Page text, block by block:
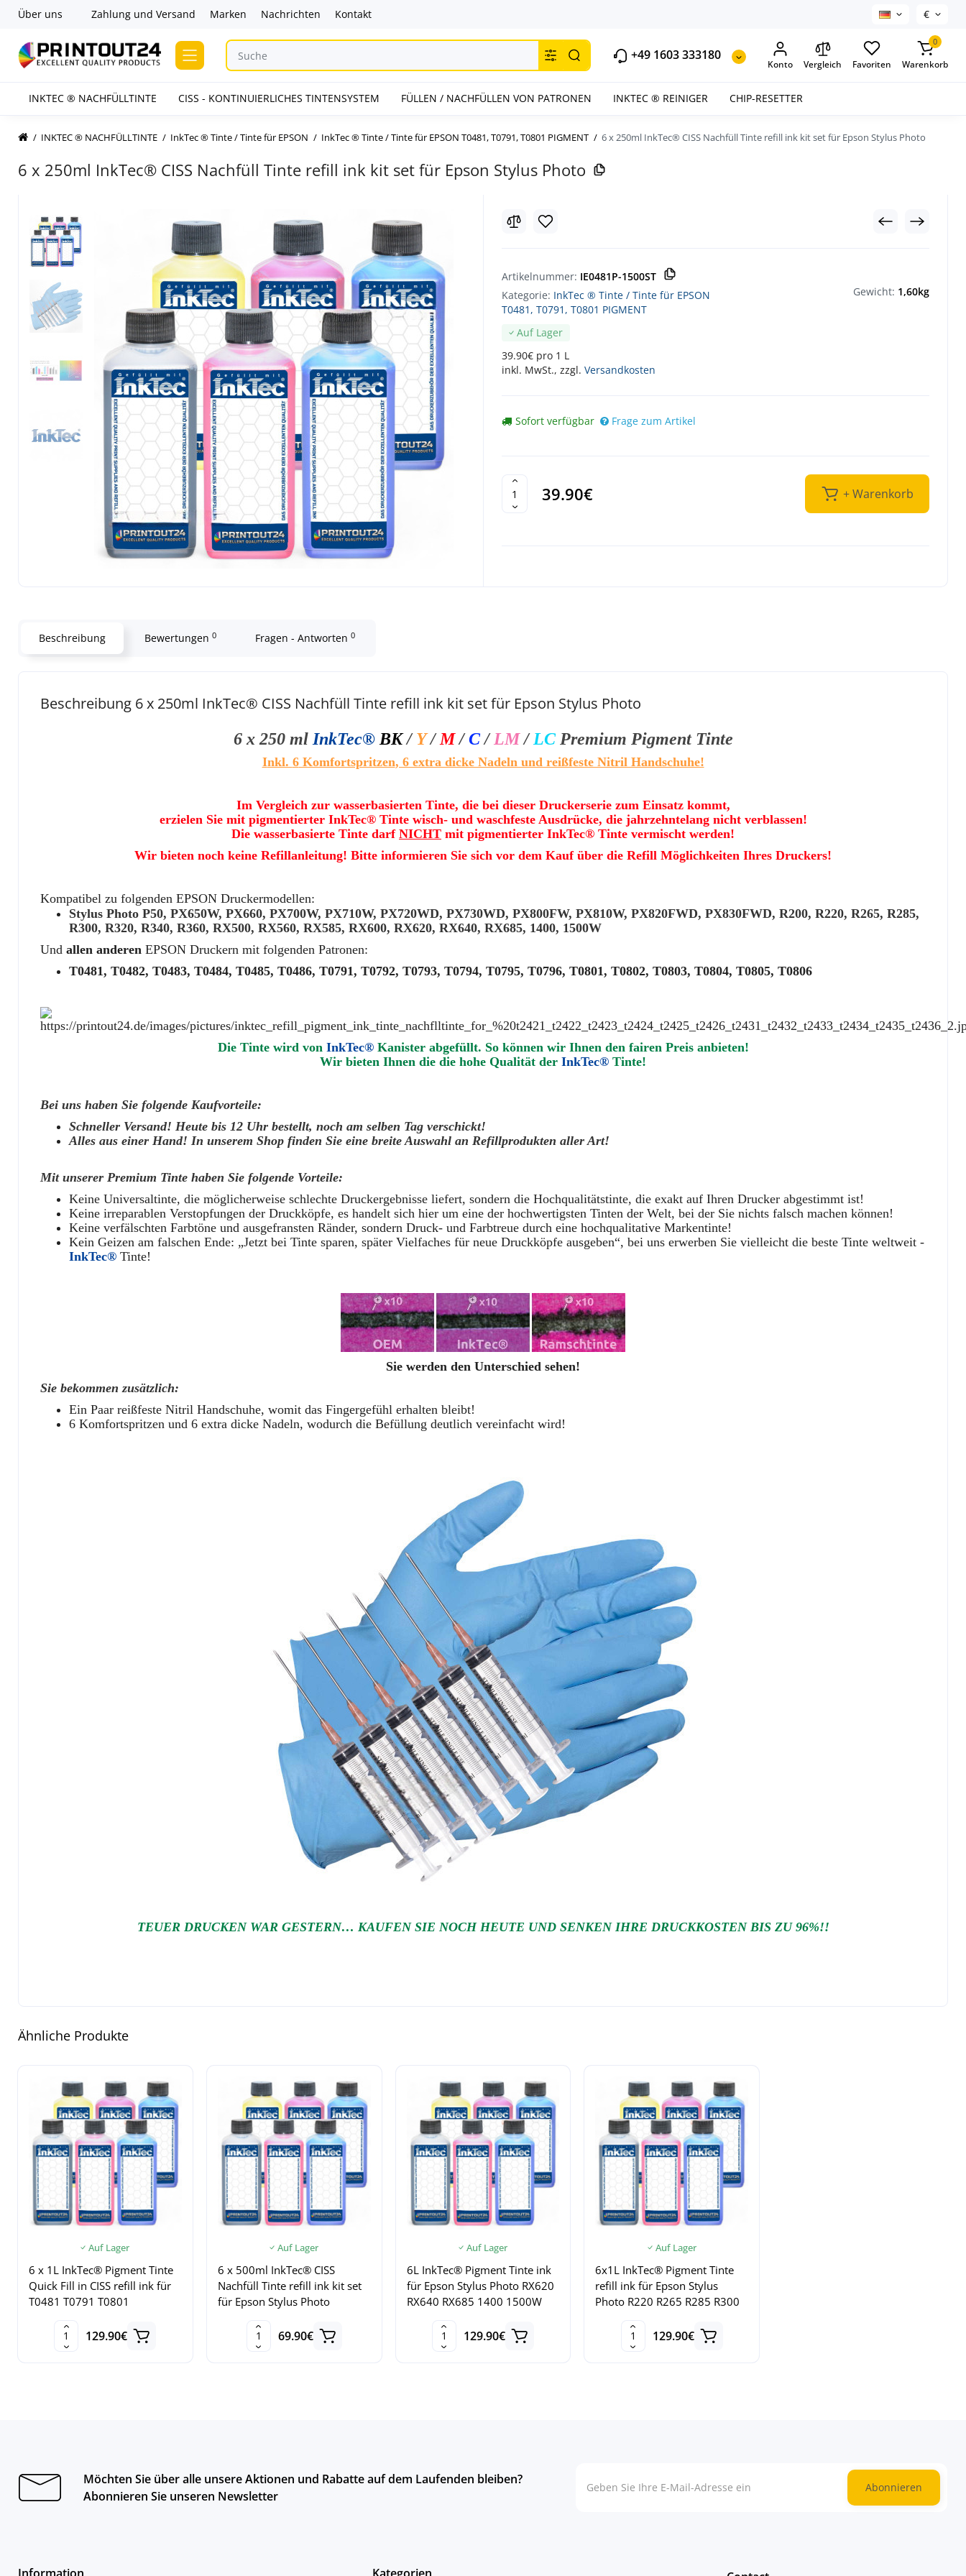
Über uns Zahlung und Versand Marken Nachrichten Kontakt €
+49 1603 333180
Konto Vergleich Favoriten
0
Warenkorb
INKTEC ® NACHFÜLLTINTE CISS - KONTINUIERLICHES TINTENSYSTEM FÜLLEN / NACHFÜLLEN VON PATRONEN INKTEC ® REINIGER CHIP-RESETTER
INKTEC ® NACHFÜLLTINTE InkTec ® Tinte / Tinte für EPSON InkTec ® Tinte / Tinte für EPSON T0481, T0791, T0801 PIGMENT 6 x 250ml InkTec® CISS Nachfüll Tinte refill ink kit set für Epson Stylus Photo
6 x 250ml InkTec® CISS Nachfüll Tinte refill ink kit set für Epson Stylus Photo
Artikelnummer: IE0481P-1500ST
Kategorie: InkTec ® Tinte / Tinte für EPSON
T0481, T0791, T0801 PIGMENT
Auf Lager
39.90€ pro 1 L
inkl. MwSt., zzgl. Versandkosten
Gewicht: 1,60kg
Sofort verfügbar Frage zum Artikel
39.90€ + Warenkorb
Beschreibung Bewertungen 0 Fragen - Antworten 0
Beschreibung 6 x 250ml InkTec® CISS Nachfüll Tinte refill ink kit set für Epson Stylus Photo
6 x 250 ml InkTec® BK / Y/M/C/ LM / LC Premium Pigment Tinte
Inkl. 6Komfortspritzen, 6 extra dicke Nadeln und reißfeste Nitril Handschuhe!
Im Vergleich zur wasserbasierten Tinte, die bei dieser Druckerserie zum Einsatz kommt,
erzielen Sie mit pigmentierter InkTec® Tinte wisch- und waschfeste Ausdrücke, die jahrzehntelang nicht verblassen!
Die wasserbasierte Tinte darf NICHT mit pigmentierter InkTec® Tinte vermischt werden!
Wir bieten noch keine Refillanleitung! Bitte informieren Sie sich vor dem Kauf über die Refill Möglichkeiten Ihres Druckers!
Kompatibel zu folgenden EPSON Druckermodellen:
Stylus Photo P50, PX650W, PX660, PX700W, PX710W, PX720WD, PX730WD, PX800FW, PX810W, PX820FWD, PX830FWD, R200, R220, R265, R285,
R300, R320, R340, R360, RX500, RX560, RX585, RX600, RX620, RX640, RX685, 1400, 1500W
Und allen anderen EPSON Druckern mit folgenden Patronen:
T0481, T0482, T0483, T0484, T0485, T0486, T0791, T0792, T0793, T0794, T0795, T0796, T0801, T0802, T0803, T0804, T0805, T0806
Die Tinte wird von InkTec® Kanister abgefüllt. So können wir Ihnen den fairen Preis anbieten!
Wir bieten Ihnen die die hohe Qualität der InkTec® Tinte!
Bei uns haben Sie folgende Kaufvorteile:
Schneller Versand! Heute bis 12 Uhr bestellt, noch am selben Tag verschickt!
Alles aus einer Hand! In unserem Shop finden Sie eine breite Auswahl an Refillprodukten aller Art!
Mit unserer Premium Tinte haben Sie folgende Vorteile:
Keine Universaltinte, die möglicherweise schlechte Druckergebnisse liefert, sondern die Hochqualitätstinte, die exakt auf Ihren Drucker abgestimmt ist!
Keine irreparablen Verstopfungen der Druckköpfe, es handelt sich hier um eine der hochwertigsten Tinten der Welt, bei der Sie nichts falsch machen können!
Keine verfälschten Farbtöne und ausgefransten Ränder, sondern Druck- und Farbtreue durch eine hochqualitative Markentinte!
Kein Geizen am falschen Ende: „Jetzt bei Tinte sparen, später Vielfaches für neue Druckköpfe ausgeben“, bei uns erwerben Sie vielleicht die beste Tinte weltweit -
InkTec® Tinte!
Sie werden den Unterschied sehen!
Sie bekommen zusätzlich:
Ein Paar reißfeste Nitril Handschuhe, womit das Fingergefühl erhalten bleibt!
6 Komfortspritzen und 6 extra dicke Nadeln, wodurch die Befüllung deutlich vereinfacht wird!
TEUER DRUCKEN WAR GESTERN… KAUFEN SIE NOCH HEUTE UND SENKEN IHRE DRUCKKOSTEN BIS ZU 96%!!
Ähnliche Produkte
Auf Lager
6 x 1L InkTec® Pigment Tinte
Quick Fill in CISS refill ink für
T0481 T0791 T0801
129.90€
Auf Lager
6 x 500ml InkTec® CISS
Nachfüll Tinte refill ink kit set
für Epson Stylus Photo
69.90€
Auf Lager
6L InkTec® Pigment Tinte ink
für Epson Stylus Photo RX620
RX640 RX685 1400 1500W
129.90€
Auf Lager
6x1L InkTec® Pigment Tinte
refill ink für Epson Stylus
Photo R220 R265 R285 R300
129.90€
Möchten Sie über alle unsere Aktionen und Rabatte auf dem Laufenden bleiben?
Abonnieren Sie unseren Newsletter
Abonnieren